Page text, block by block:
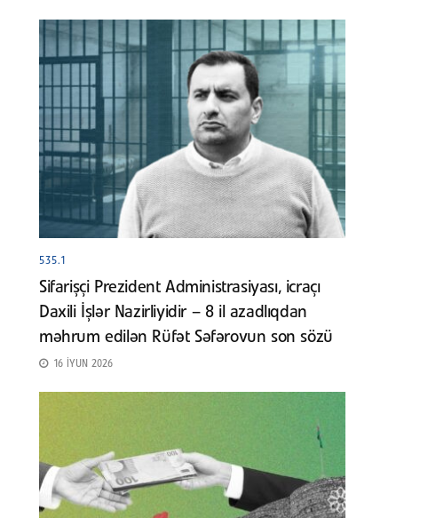
535.1
Sifarişçi Prezident Administrasiyası, icraçı
Daxili İşlər Nazirliyidir – 8 il azadlıqdan
məhrum edilən Rüfət Səfərovun son sözü
16 İYUN 2026